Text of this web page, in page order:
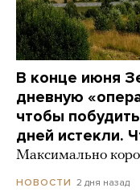
В конце июня
дневную
чтобы
дней истекли.
Максимально
НОВОСТИ 2 дня назад